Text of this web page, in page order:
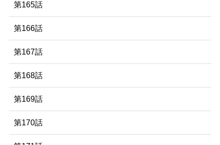
第165話
第166話
第167話
第168話
第169話
第170話